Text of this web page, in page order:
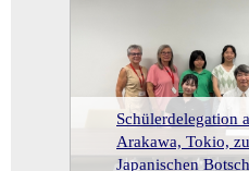
Teilnahme von
am „Japan-Tag“ in
2026)
Schülerdelegation
Arakawa, Tokio,
Japanischen
30-jährigen
Wiener Bezirk und
Arakawa (27. Juli
der
Absichtserklärung
Zusammenarbeit
Matsumoto und
in den Bereichen
Tourismus (24.
Networking Event
ForscherInnen
Empfang
Gründungstages
2026)
Iwama bei dem
Sicherheitsberater
Juli 2026)
Besuch von
Graz (7. Juli 2026)
von Botschafter
(1. Juli 2026)
Iwama bei der
Juni 2026)
Besuch von Botschafter Iwama